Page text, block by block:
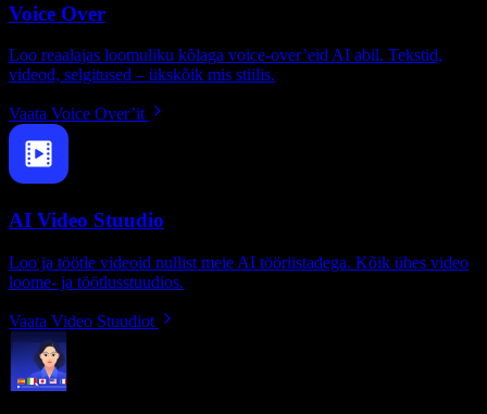
Voice Over
Loo reaalajas loomuliku kõlaga voice-over’eid AI abil. Tekstid,
videod, selgitused – ükskõik mis stiilis.
Vaata Voice Over’it
AI Video Stuudio
Loo ja töötle videoid nullist meie AI tööriistadega. Kõik ühes video
loome- ja töötlusstuudios.
Vaata Video Stuudiot